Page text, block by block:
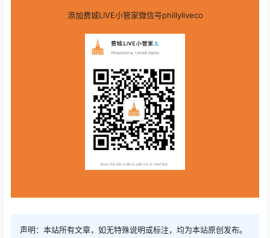
添加费城LIVE小管家微信号phillyliveco
声明：本站所有文章，如无特殊说明或标注，均为本站原创发布。